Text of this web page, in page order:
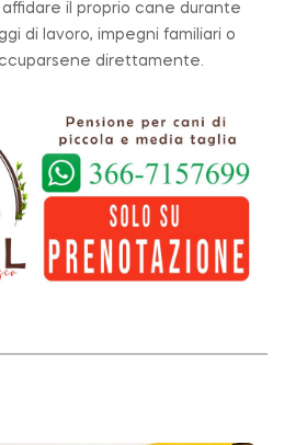
il proprio cane durante
di lavoro, impegni familiari o
direttamente.